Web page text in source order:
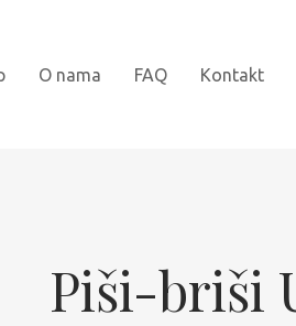
slikovnice
O nama FAQ Kontakt
Piši-briši